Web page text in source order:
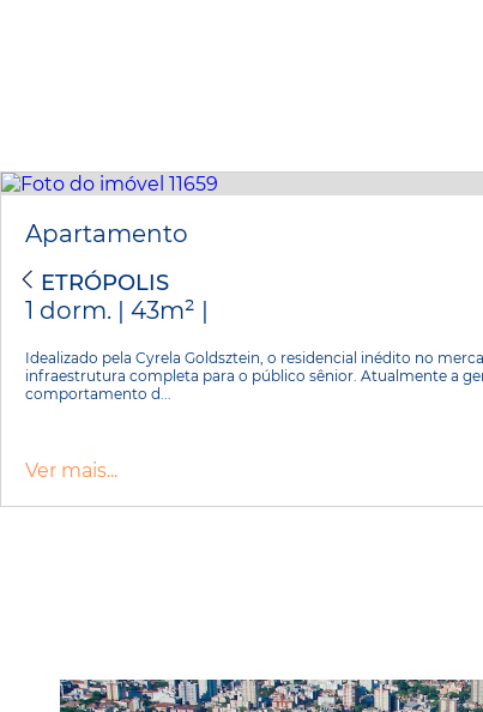
Apartamento
PETRÓPOLIS
1 dorm. | 43m² |
Idealizado pela Cyrela Goldsztein, o residencial inédito no
infraestrutura completa para o público sênior. Atualmente a
comportamento d...
Ver mais...